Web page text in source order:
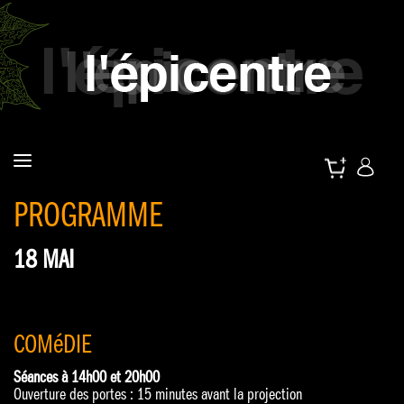
PROGRAMME
18 MAI
COMéDIE
Séances à 14h00 et 20h00
Ouverture des portes : 15 minutes avant la projection